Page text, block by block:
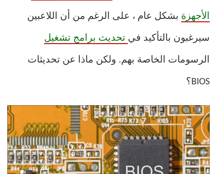
الأجهزة بشكل عام ، على الرغم من أن اللاعبين
سيرغبون بالتأكيد في تحديث برامج تشغيل
الرسومات الخاصة بهم. ولكن ماذا عن تحديثات
BIOS؟